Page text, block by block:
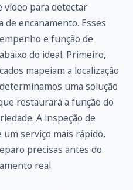
vídeo para detectar
de encanamento. Esses
e função de
do ideal. Primeiro,
mapeiam a localização
uma solução
restaurará a função do
A inspeção de
serviço mais rápido,
precisas antes do
real.